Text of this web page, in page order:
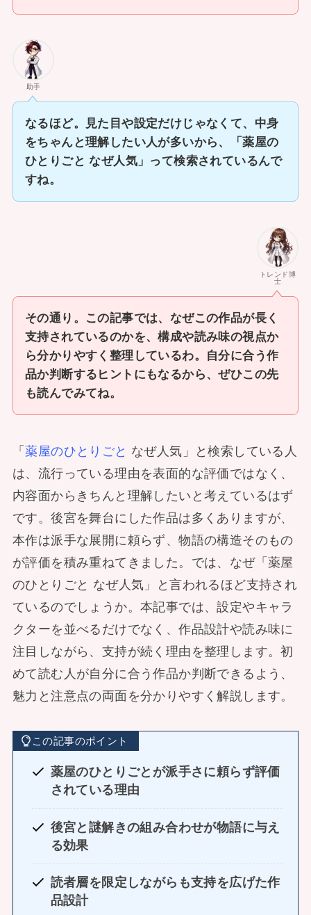
助手
なるほど。見た目や設定だけじゃなくて、中身
をちゃんと理解したい人が多いから、「薬屋の
ひとりごと なぜ人気」って検索されているんで
すね。
トレンド博
士
その通り。この記事では、なぜこの作品が長く
支持されているのかを、構成や読み味の視点か
ら分かりやすく整理しているわ。自分に合う作
品か判断するヒントにもなるから、ぜひこの先
も読んでみてね。
「薬屋のひとりごと なぜ人気」と検索している人
は、流行っている理由を表面的な評価ではなく、
内容面からきちんと理解したいと考えているはず
です。後宮を舞台にした作品は多くありますが、
本作は派手な展開に頼らず、物語の構造そのもの
が評価を積み重ねてきました。では、なぜ「薬屋
のひとりごと なぜ人気」と言われるほど支持され
ているのでしょうか。本記事では、設定やキャラ
クターを並べるだけでなく、作品設計や読み味に
注目しながら、支持が続く理由を整理します。初
めて読む人が自分に合う作品か判断できるよう、
魅力と注意点の両面を分かりやすく解説します。
この記事のポイント
薬屋のひとりごとが派手さに頼らず評価
されている理由
後宮と謎解きの組み合わせが物語に与え
る効果
読者層を限定しながらも支持を広げた作
品設計